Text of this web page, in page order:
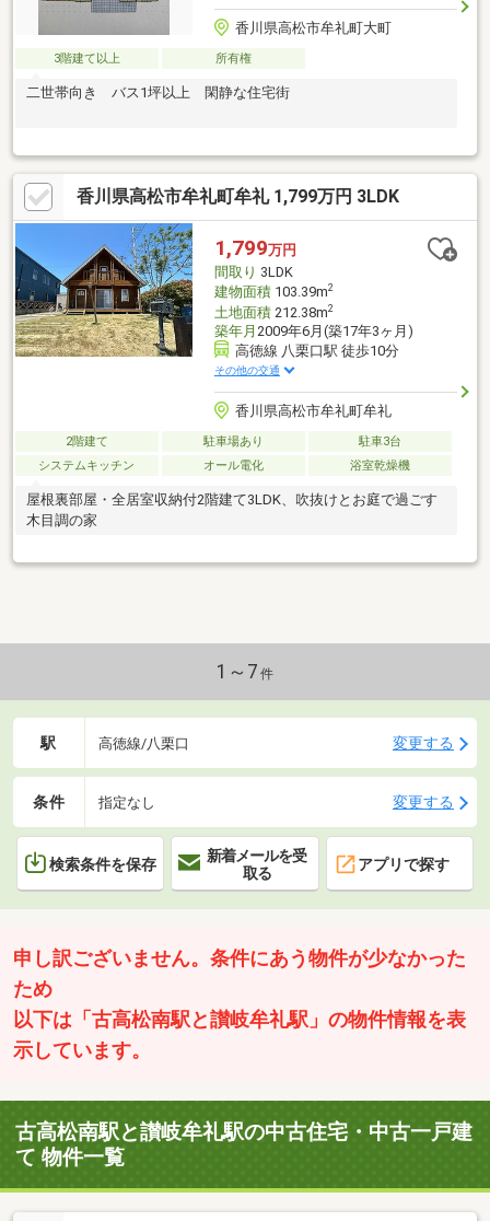
香川県高松市牟礼町大町
3階建て以上 所有権
二世帯向き バス1坪以上 閑静な住宅街
香川県高松市牟礼町牟礼 1,799万円 3LDK
1,799万円
間取り 3LDK
建物面積103.39m2
土地面積212.38m2
築年月 2009年6月(築17年3ヶ月)
高徳線 八栗口駅 徒歩10分
その他の交通
香川県高松市牟礼町牟礼
2階建て 駐車場あり
駐車3台
システムキッチン
オール電化 浴室乾燥機
屋根裏部屋・全居室収納付2階建て3LDK、吹抜けとお庭で過ごす
木目調の家
1～7 件
駅 高徳線/八栗口 変更する
条件 指定なし 変更する
検索条件を保存
新着メールを受
取る
アプリで探す
申し訳ございません。条件にあう物件が少なかった
ため
以下は「古高松南駅と讃岐牟礼駅」の物件情報を表
示しています。
古高松南駅と讃岐牟礼駅の中古住宅・中古一戸建
て 物件一覧